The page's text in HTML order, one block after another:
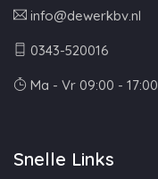
info@dewerkbv.nl
0343-520016
Ma - Vr 09:00 - 17:00
Snelle Links